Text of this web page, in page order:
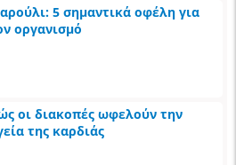
5 σημαντικά οφέλη για
οργανισμό
οι διακοπές ωφελούν την
της καρδιάς